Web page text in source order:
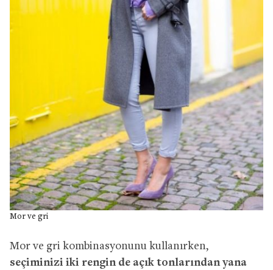
Mor ve gri
Mor ve gri kombinasyonunu kullanırken,
seçiminizi iki rengin de açık tonlarından yana